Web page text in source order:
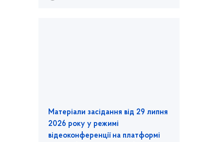
Матеріали засідання від 29 липня
2026 року у режимі
відеоконференції на платформі